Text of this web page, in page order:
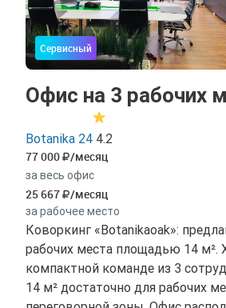
Сервисный
Офис на 3 рабочих
Botanika 24 4.2
77 000 /месяц
за весь офис
25 667 /месяц
за рабочее место
Коворкинг «Botanikaoak»:
рабочих места площадью 14 м².
компактной команде из 3
14 м² достаточно для рабочих